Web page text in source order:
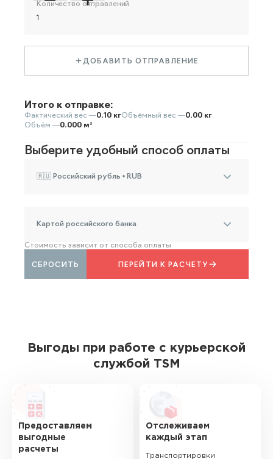
Количество отправлений
ДОБАВИТЬ ОТПРАВЛЕНИЕ
Итого к отправке:
Фактический вес —0.10 кгОбъёмный вес —0.00 кг
Объём —0.000 м³
Выберите удобный способ оплаты
🇷🇺 Российский рубль • RUB
Картой российского банка
Стоимость зависит от способа оплаты
ПЕРЕЙТИ К РАСЧЕТУ
СБРОСИТЬ
Выгоды при работе с курьерской
службой TSM
Предоставляем
выгодные
расчеты
Отслеживаем
каждый этап
Транспортировки